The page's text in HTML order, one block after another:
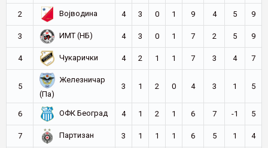
2 Војводина 4 3 0 1 9 4 5 9
3 ИМТ (НБ) 4 3 0 1 7 2 5 9
4 Чукарички 4 2 1 1 7 3 4 7
5
Железничар
(Па)
3 1 2 0 4 3 1 5
6 ОФК Београд 4 1 2 1 6 7 -1 5
7 Партизан 3 1 1 1 6 5 1 4